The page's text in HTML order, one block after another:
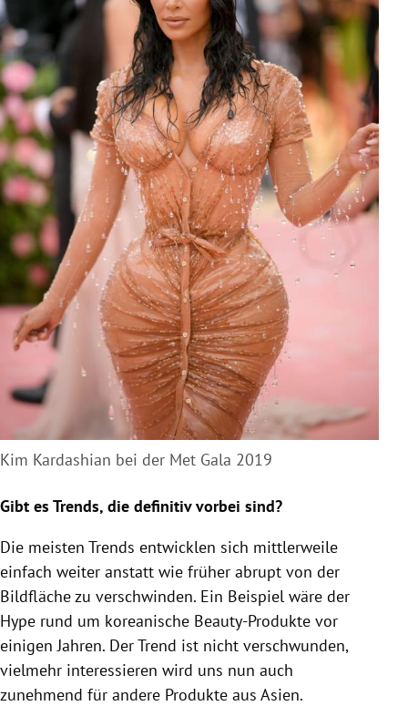
Kim Kardashian bei der Met Gala 2019
Gibt es Trends, die definitiv vorbei sind?
Die meisten Trends entwicklen sich mittlerweile
einfach weiter anstatt wie früher abrupt von der
Bildfläche zu verschwinden. Ein Beispiel wäre der
Hype rund um koreanische Beauty-Produkte vor
einigen Jahren. Der Trend ist nicht verschwunden,
vielmehr interessieren wird uns nun auch
zunehmend für andere Produkte aus Asien.